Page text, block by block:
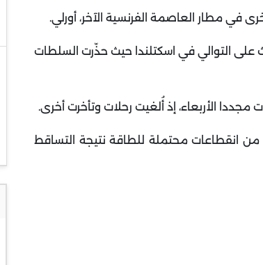
.
على التوالي في اسكتلندا حيث حذّرت السلطات
الأربعاء، إذ أُلغيت رحلات وتأخرت أخرى.
انقطاعات محتملة للطاقة نتيجة التساقط